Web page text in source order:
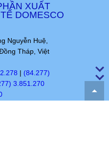
XUẤT
DOMESCO
Nguyễn Huệ,
Tháp, Việt
| (84.277)
3.851.270